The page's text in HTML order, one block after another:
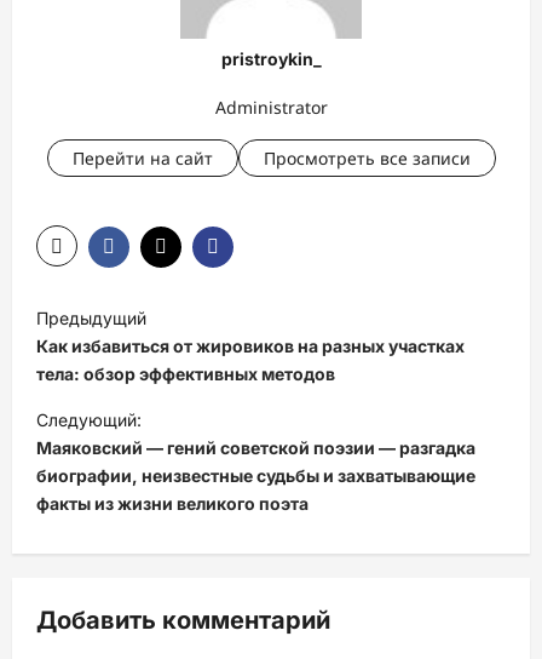
pristroykin_
Administrator
Перейти на сайт Просмотреть все записи
Н
а
в
и
г
а
я
з
Предыдущий
Как избавиться от жировиков на разных участках
тела: обзор эффективных методов
Следующий:
Маяковский — гений советской поэзии — разгадка
биографии, неизвестные судьбы и захватывающие
факты из жизни великого поэта
Добавить комментарий